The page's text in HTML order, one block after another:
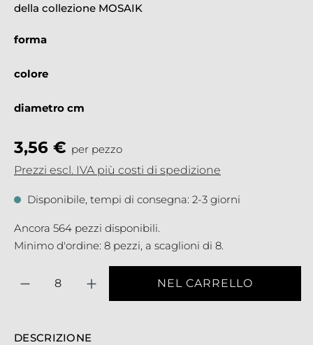
della collezione MOSAIK
3,56 € per pezzo
Prezzi escl. IVA più costi di spedizione
Disponibile, tempi di consegna: 2-3 giorni
Ancora 564 pezzi disponibili.
Minimo d'ordine: 8 pezzi, a scaglioni di 8.
forma
colore
diametro cm
NEL CARRELLO
DESCRIZIONE